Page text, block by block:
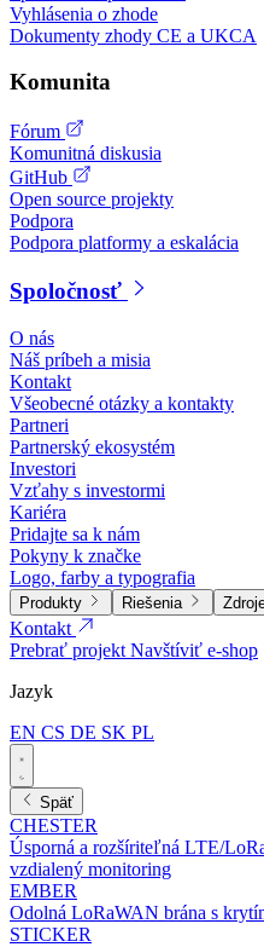
Vyhlásenia o zhode
Dokumenty zhody CE a UKCA
Komunita
Fórum
Komunitná diskusia
GitHub
Open source projekty
Podpora
Podpora platformy a eskalácia
Spoločnosť
O nás
Náš príbeh a misia
Kontakt
Všeobecné otázky a kontakty
Partneri
Partnerský ekosystém
Investori
Vzťahy s investormi
Kariéra
Pridajte sa k nám
Pokyny k značke
Logo, farby a typografia
Produkty Riešenia
Kontakt
Prebrať projektNavštíviť e-shop
Jazyk
EN CS DE SK PL
Späť
CHESTER
Úsporná a rozšíriteľná LTE/
vzdialený monitoring
EMBER
Odolná LoRaWAN brána s
STICKER